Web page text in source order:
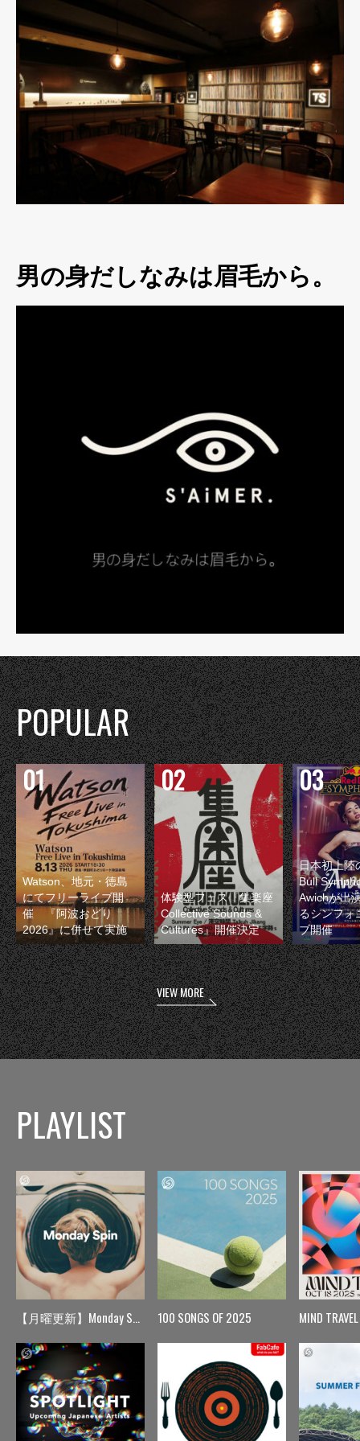
男の身だしなみは眉毛から。
POPULAR
Watson、地元・徳島
にてフリーライブ開
催 『阿波おどり
2026』に併せて実施
体験型フェス『集楽座
Collective Sounds &
Cultures』開催決定
日本初上陸
Bull
Awichが出
るシンフォ
ブ開催
VIEW MORE
PLAYLIST
【月曜更新】Monday Spin 100 SONGS OF 2025 MIND TRAVEL